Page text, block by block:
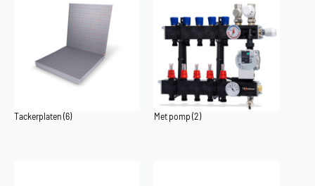
Tackerplaten (6) Met pomp (2)